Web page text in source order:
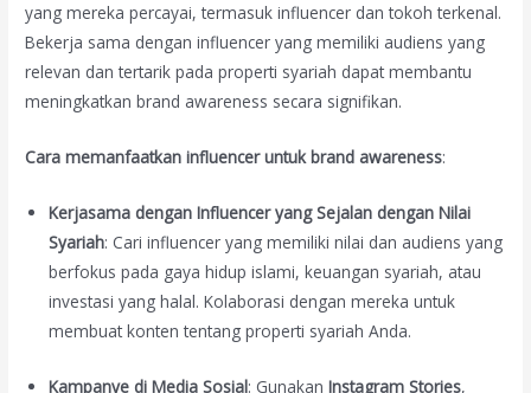
yang mereka percayai, termasuk influencer dan tokoh terkenal.
Bekerja sama dengan influencer yang memiliki audiens yang
relevan dan tertarik pada properti syariah dapat membantu
meningkatkan brand awareness secara signifikan.
Cara memanfaatkan influencer untuk brand awareness:
Kerjasama dengan Influencer yang Sejalan dengan Nilai
Syariah: Cari influencer yang memiliki nilai dan audiens yang
berfokus pada gaya hidup islami, keuangan syariah, atau
investasi yang halal. Kolaborasi dengan mereka untuk
membuat konten tentang properti syariah Anda.
Kampanye di Media Sosial: GunakanInstagram Stories,